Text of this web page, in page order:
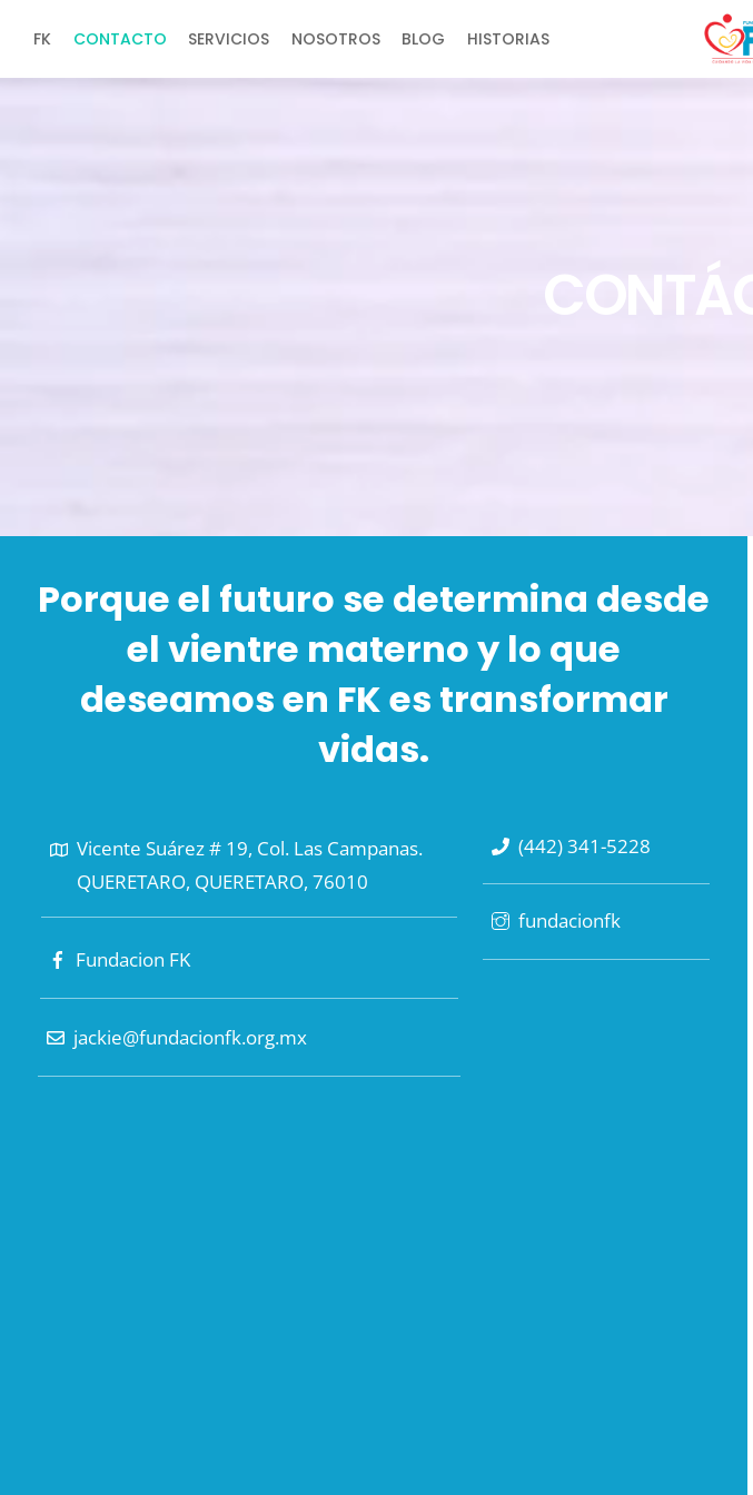
FK CONTACTO SERVICIOS NOSOTROS BLOG HISTORIAS
Porque el futuro se determina desde
el vientre materno y lo que
deseamos en FK es transformar
vidas.
Vicente Suárez # 19, Col. Las Campanas.
QUERETARO, QUERETARO, 76010
Fundacion FK
jackie@fundacionfk.org.mx
(442) 341-5228
fundacionfk